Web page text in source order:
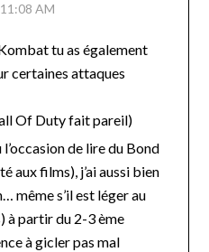
AM
tu as également
certaines attaques
Of Duty fait pareil)
l’occasion de lire du Bond
aux films), j’ai aussi bien
même s’il est léger au
à partir du 2-3 ème
à gicler pas mal